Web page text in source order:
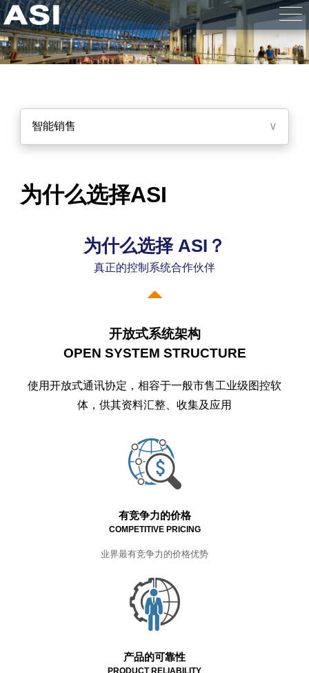
智能销售 ∨
为什么选择ASI
为什么选择 ASI？
真正的控制系统合作伙伴
开放式系统架构
OPEN SYSTEM STRUCTURE
使用开放式通讯协定，相容于一般市售工业级图控软
体，供其资料汇整、收集及应用
有竞争力的价格
COMPETITIVE PRICING
业界最有竞争力的价格优势
产品的可靠性
PRODUCT RELIABILITY